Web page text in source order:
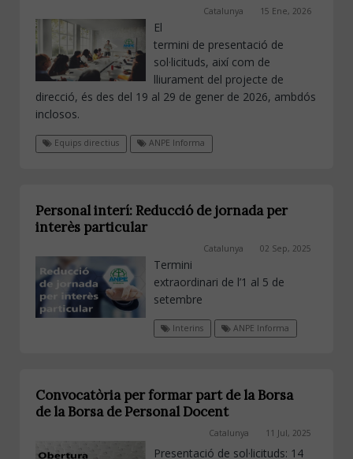
Catalunya 15 Ene, 2026
El
termini de presentació de
sol·licituds, així com de
lliurament del projecte de
direcció, és des del 19 al 29 de gener de 2026, ambdós
inclosos.
Equips directius ANPE Informa
Personal interí: Reducció de jornada per
interès particular
Catalunya 02 Sep, 2025
Termini
extraordinari de l’1 al 5 de
setembre
Interins ANPE Informa
Convocatòria per formar part de la Borsa
de la Borsa de Personal Docent
Catalunya 11 Jul, 2025
Presentació de sol·licituds: 14